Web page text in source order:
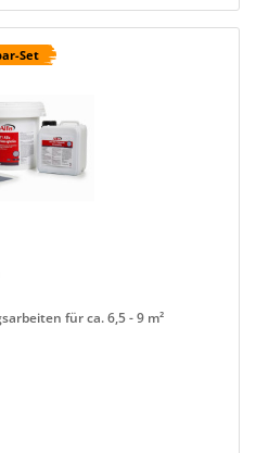
Set
für ca. 6,5 - 9 m²